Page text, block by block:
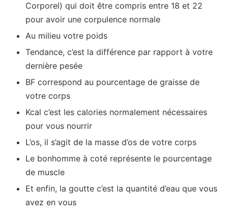
Corporel) qui doit être compris entre 18 et 22
pour avoir une corpulence normale
Au milieu votre poids
Tendance, c’est la différence par rapport à votre
dernière pesée
BF correspond au pourcentage de graisse de
votre corps
Kcal c’est les calories normalement nécessaires
pour vous nourrir
L’os, il s’agit de la masse d’os de votre corps
Le bonhomme à coté représente le pourcentage
de muscle
Et enfin, la goutte c’est la quantité d’eau que vous
avez en vous